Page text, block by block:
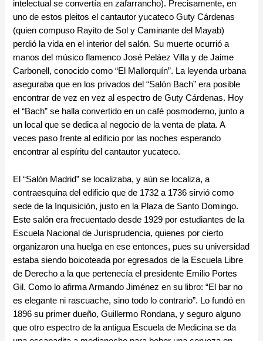
intelectual se convertía en zafarrancho). Precisamente, en
uno de estos pleitos el cantautor yucateco Guty Cárdenas
(quien compuso Rayito de Sol y Caminante del Mayab)
perdió la vida en el interior del salón. Su muerte ocurrió a
manos del músico flamenco José Peláez Villa y de Jaime
Carbonell, conocido como “El Mallorquín”. La leyenda urbana
aseguraba que en los privados del “Salón Bach” era posible
encontrar de vez en vez al espectro de Guty Cárdenas. Hoy
el “Bach” se halla convertido en un café posmoderno, junto a
un local que se dedica al negocio de la venta de plata. A
veces paso frente al edificio por las noches esperando
encontrar al espíritu del cantautor yucateco.
El “Salón Madrid” se localizaba, y aún se localiza, a
contraesquina del edificio que de 1732 a 1736 sirvió como
sede de la Inquisición, justo en la Plaza de Santo Domingo.
Este salón era frecuentado desde 1929 por estudiantes de la
Escuela Nacional de Jurisprudencia, quienes por cierto
organizaron una huelga en ese entonces, pues su universidad
estaba siendo boicoteada por egresados de la Escuela Libre
de Derecho a la que pertenecía el presidente Emilio Portes
Gil. Como lo afirma Armando Jiménez en su libro: “El bar no
es elegante ni rascuache, sino todo lo contrario”. Lo fundó en
1896 su primer dueño, Guillermo Rondana, y seguro alguno
que otro espectro de la antigua Escuela de Medicina se da